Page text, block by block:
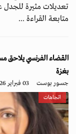
تعديلات مثيرة
متابعة القراءة ...
القضاء الفرنسي يلاحق
بغزة
جسور بوست 03 فبراير 2026 - 21:30
اتجاهات